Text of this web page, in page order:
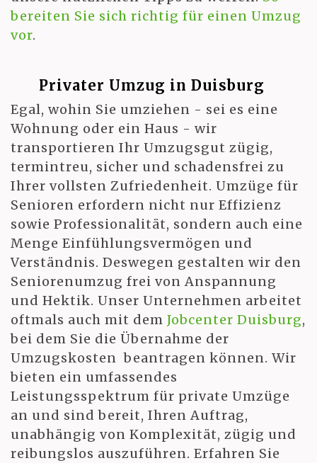
bereiten Sie sich richtig für einen Umzug
vor.
Privater Umzug in Duisburg
Egal, wohin Sie umziehen - sei es eine
Wohnung oder ein Haus - wir
transportieren Ihr Umzugsgut zügig,
termintreu, sicher und schadensfrei zu
Ihrer vollsten Zufriedenheit. Umzüge für
Senioren erfordern nicht nur Effizienz
sowie Professionalität, sondern auch eine
Menge Einfühlungsvermögen und
Verständnis. Deswegen gestalten wir den
Seniorenumzug frei von Anspannung
und Hektik. Unser Unternehmen arbeitet
oftmals auch mit dem Jobcenter Duisburg,
bei dem Sie die Übernahme der
Umzugskosten beantragen können. Wir
bieten ein umfassendes
Leistungsspektrum für private Umzüge
an und sind bereit, Ihren Auftrag,
unabhängig von Komplexität, zügig und
reibungslos auszuführen. Erfahren Sie